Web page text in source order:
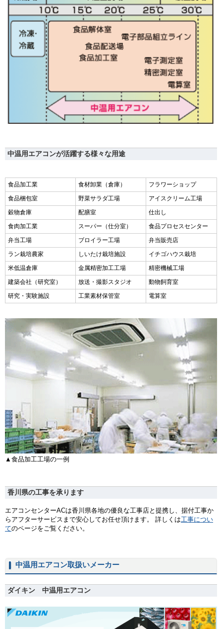
中温用エアコンが活躍する様々な用途
食品加工業 食材卸業（倉庫）
フラワーショップ
食品梱包室
野菜サラダ工場
アイスクリーム工場
穀物倉庫
配膳室
仕出し
食肉加工業
スーパー（仕分室）
食品プロセスセンター
弁当工場
ブロイラー工場
弁当販売店
ラン栽培農家
しいたけ栽培施設
イチゴハウス栽培
米低温倉庫
金属精密加工工場
精密機械工場
建築会社（研究室）
放送・撮影スタジオ
動物飼育室
研究・実験施設
工業素材保管室 電算室
▲食品加工工場の一例
香川県の工事を承ります
エアコンセンターACは香川県各地の優良な工事店と提携し、据付工事か
らアフターサービスまで安心してお任せ頂けます。 詳しくは工事につい
てのページをご覧ください。
中温用エアコン取扱いメーカー
ダイキン 中温用エアコン